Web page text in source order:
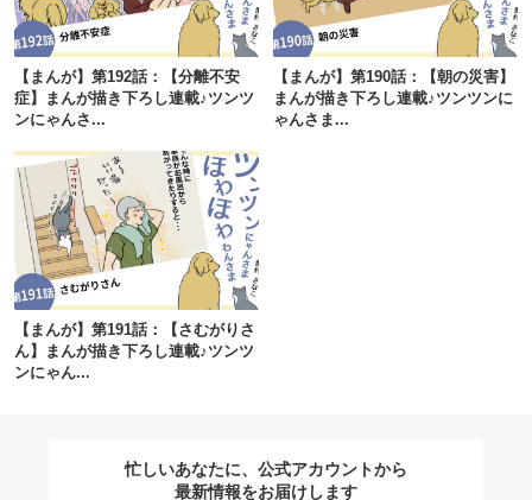
【まんが】第192話：【分離不安
症】まんが描き下ろし連載♪ツンツ
ンにゃんさ...
【まんが】第190話：【朝の災害】
まんが描き下ろし連載♪ツンツンに
ゃんさま...
【まんが】第191話：【さむがりさ
ん】まんが描き下ろし連載♪ツンツ
ンにゃん...
忙しいあなたに、公式アカウントから
最新情報をお届けします
pecodogs
いぬ部をフォロー
アプリをダウンロードする